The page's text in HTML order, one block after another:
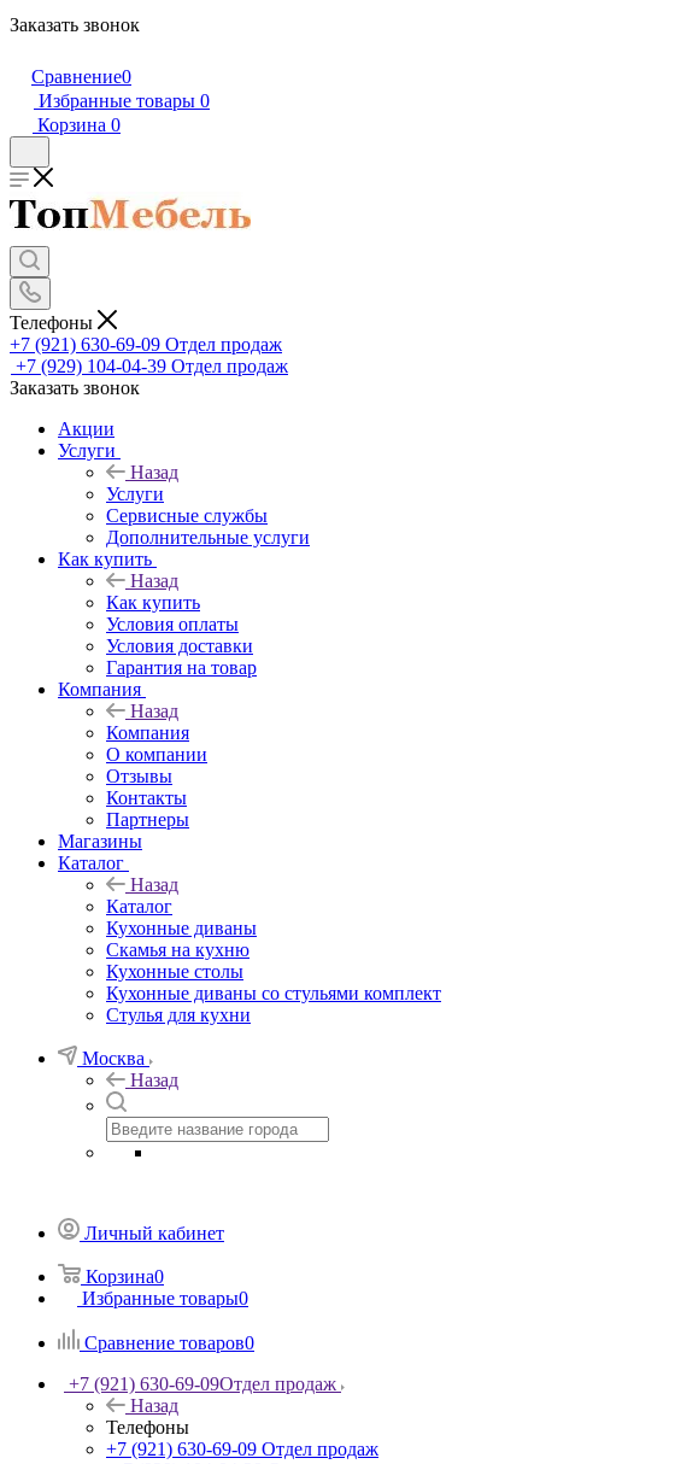
Заказать звонок
Сравнение0
Избранные товары 0
Корзина 0
Телефоны
+7 (921) 630-69-09 Отдел продаж
+7 (929) 104-04-39 Отдел продаж
Заказать звонок
Акции
Услуги
Назад
Услуги
Сервисные службы
Дополнительные услуги
Как купить
Назад
Как купить
Условия оплаты
Условия доставки
Гарантия на товар
Компания
Назад
Компания
О компании
Отзывы
Контакты
Партнеры
Магазины
Каталог
Назад
Каталог
Кухонные диваны
Скамья на кухню
Кухонные столы
Кухонные диваны со стульями комплект
Стулья для кухни
Москва
Назад
Личный кабинет
Корзина0
Избранные товары0
Сравнение товаров0
+7 (921) 630-69-09Отдел продаж
Назад
Телефоны
+7 (921) 630-69-09 Отдел продаж